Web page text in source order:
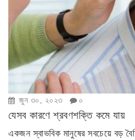
জুন ৩০, ২০২৩ ০
যেসব কারণে শ্রবণশক্তি কমে যায়
একজন স্বাভবিক মানুষের সবচেয়ে বড়